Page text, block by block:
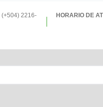
(+504) 2216-
HORARIO DE